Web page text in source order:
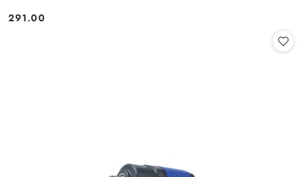
Cena:
291.00